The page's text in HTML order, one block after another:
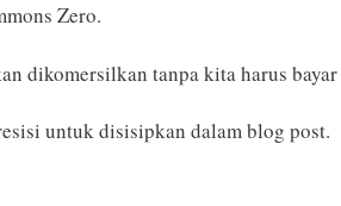
Zero.
dikomersilkan tanpa kita harus
untuk disisipkan dalam blog post.